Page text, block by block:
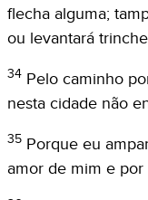
flecha alguma;
ou levantará
34 Pelo caminho
nesta cidade não
35 Porque eu
amor de mim e